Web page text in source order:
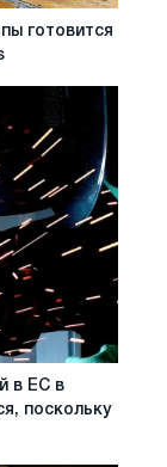
готовится
в ЕС в
поскольку